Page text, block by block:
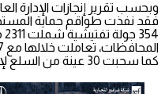
وبحسب تقرير إنجازات الإدارة
فقد نفذت طواقم حماية
كما سحبت 30 عينة من السلع لإخضاعها للفحوصات المخبرية.